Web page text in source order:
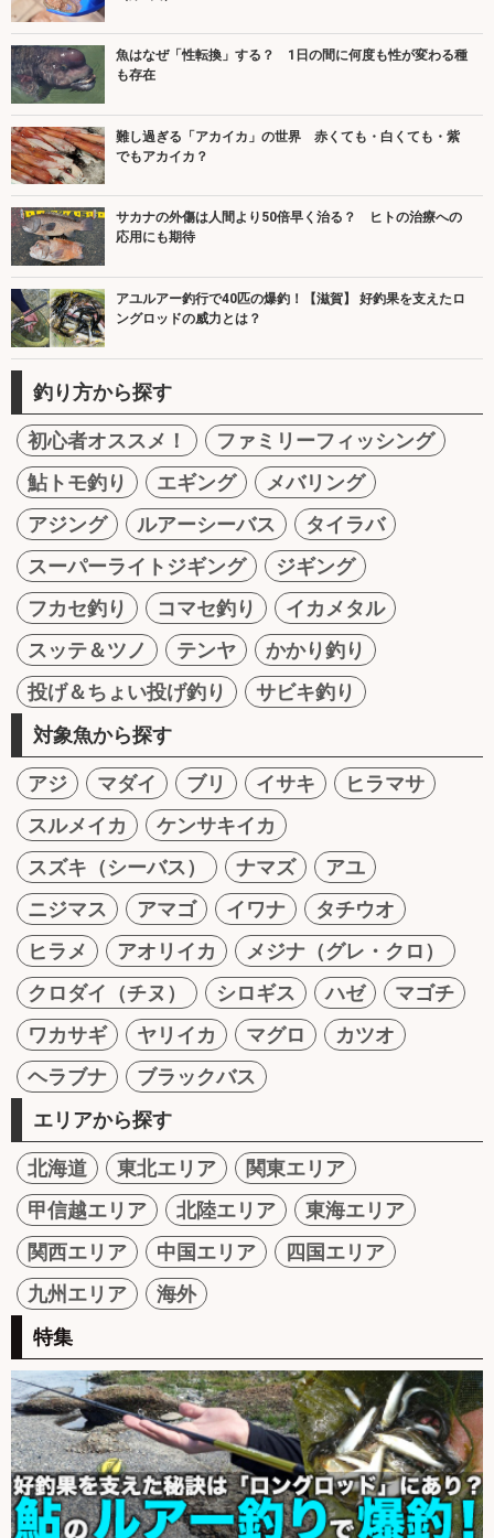
魚はなぜ「性転換」する？ 1日の間に何度も性が変わる種
も存在
難し過ぎる「アカイカ」の世界 赤くても・白くても・紫
でもアカイカ？
サカナの外傷は人間より50倍早く治る？ ヒトの治療への
応用にも期待
アユルアー釣行で40匹の爆釣！【滋賀】 好釣果を支えたロ
ングロッドの威力とは？
釣り方から探す
初心者オススメ！
ファミリーフィッシング
鮎トモ釣り
エギング
メバリング
アジング
ルアーシーバス
タイラバ
スーパーライトジギング
ジギング
フカセ釣り
コマセ釣り
イカメタル
スッテ＆ツノ
テンヤ
かかり釣り
投げ＆ちょい投げ釣り
サビキ釣り
対象魚から探す
アジ マダイ ブリ イサキ
ヒラマサ
スルメイカ
ケンサキイカ
スズキ（シーバス）
ナマズ
アユ
ニジマス
アマゴ イワナ
タチウオ
ヒラメ
アオリイカ
メジナ（グレ・クロ）
クロダイ（チヌ）
シロギス ハゼ
マゴチ
ワカサギ
ヤリイカ マグロ
カツオ
ヘラブナ
ブラックバス
エリアから探す
北海道 東北エリア
関東エリア
甲信越エリア
北陸エリア
東海エリア
関西エリア
中国エリア
四国エリア
九州エリア
海外
特集